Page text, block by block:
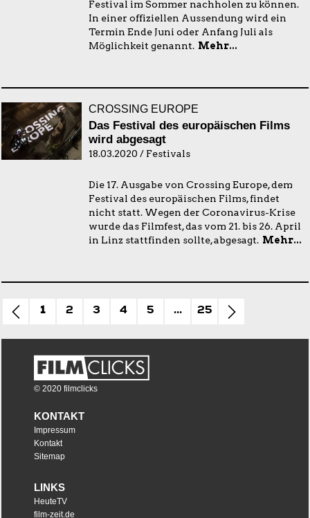
Festival im Sommer nachholen zu können.
In einer offiziellen Aussendung wird ein
Termin Ende Juni oder Anfang Juli als
Möglichkeit genannt. Mehr...
CROSSING EUROPE
Das Festival des europäischen Films
wird abgesagt
18.03.2020 / Festivals
Die 17. Ausgabe von Crossing Europe, dem
Festival des europäischen Films, findet
nicht statt. Wegen der Coronavirus-Krise
wurde das Filmfest, das vom 21. bis 26. April
in Linz stattfinden sollte, abgesagt. Mehr...
1 2 3 4 5 ... 25
© 2020 filmclicks
KONTAKT
Impressum
Kontakt
Sitemap
LINKS
HeuteTV
film-zeit.de